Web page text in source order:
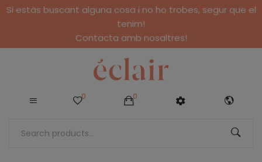
Si estàs buscant alguna cosa i no ho trobes, segur que el
tenim!
Contacta amb nosaltres!
0 0